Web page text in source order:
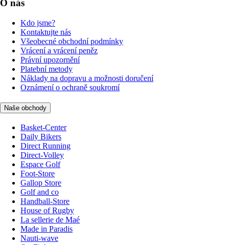
O nás
Kdo jsme?
Kontaktujte nás
Všeobecné obchodní podmínky
Vrácení a vrácení peněz
Právní upozornění
Platební metody
Náklady na dopravu a možnosti doručení
Oznámení o ochraně soukromí
Naše obchody
Basket-Center
Daily Bikers
Direct Running
Direct-Volley
Espace Golf
Foot-Store
Gallop Store
Golf and co
Handball-Store
House of Rugby
La sellerie de Maé
Made in Paradis
Nauti-wave